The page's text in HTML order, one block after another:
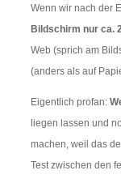
Wenn wir nach der
Bildschirm nur ca.
Web (sprich am
(anders als auf
Eigentlich profan:
liegen lassen und
machen, weil das
Test zwischen den